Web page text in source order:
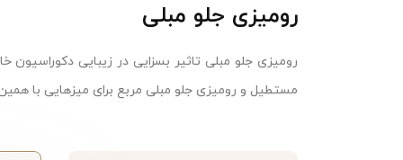
رومیزی جلو مبلی
رومیزی جلو مبلی تاثیر بسزایی در زیبایی
مستطیل و رومیزی جلو مبلی مربع برای میزهایی با